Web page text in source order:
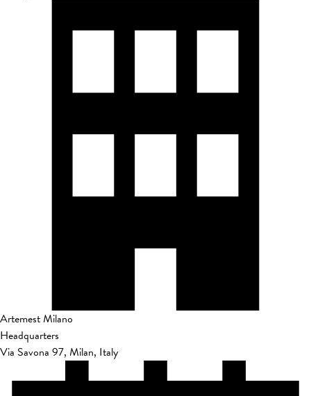
Artemest Milano
Headquarters
Via Savona 97, Milan, Italy